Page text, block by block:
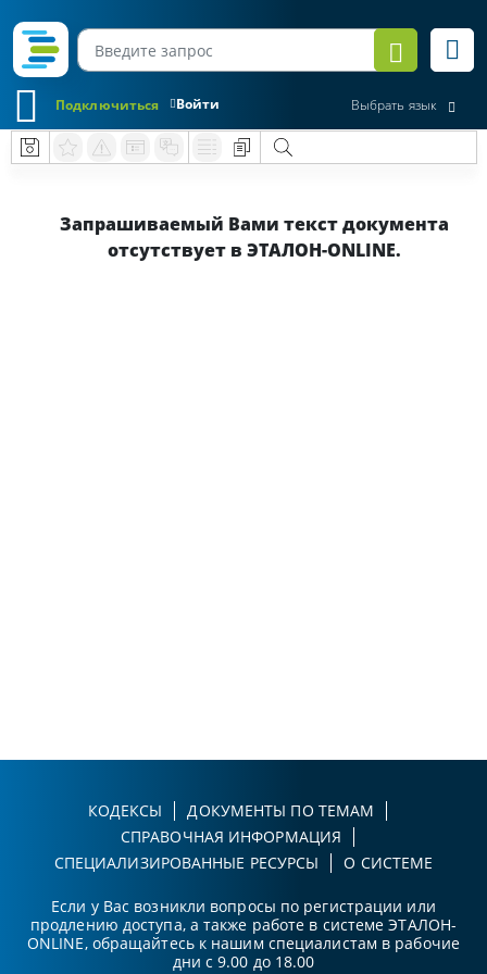
Войти
Подключиться Выбрать язык
Запрашиваемый Вами текст документа
отсутствует в ЭТАЛОН-ONLINE.
КОДЕКСЫ
ДОКУМЕНТЫ ПО ТЕМАМ
СПРАВОЧНАЯ ИНФОРМАЦИЯ
СПЕЦИАЛИЗИРОВАННЫЕ РЕСУРСЫ
О СИСТЕМЕ
Если у Вас возникли вопросы по регистрации или
продлению доступа, а также работе в системе ЭТАЛОН-
ONLINE, обращайтесь к нашим специалистам в рабочие
дни с 9.00 до 18.00